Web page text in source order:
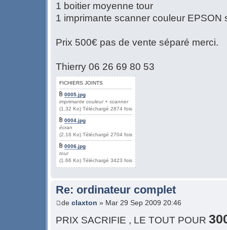
1 boitier moyenne tour
1 imprimante scanner couleur EPSON
Prix 500€ pas de vente séparé merci.
Thierry 06 26 69 80 53
FICHIERS JOINTS
0005.jpg
imprimante couleur + scanner
(1.32 Ko) Téléchargé 2874 fois
0004.jpg
écran
(2.16 Ko) Téléchargé 2704 fois
0006.jpg
tour
(1.66 Ko) Téléchargé 3423 fois
Re: ordinateur complet
de claxton » Mar 29 Sep 2009 20:46
PRIX SACRIFIE , LE TOUT POUR